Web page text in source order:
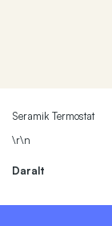
Seramik Termostat
\r\n
Daralt